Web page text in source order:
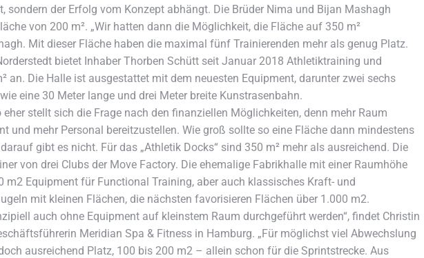
sondern der Erfolg vom Konzept abhängt. Die Brüder Nima und Bijan Mashagh
von 200 m². „Wir hatten dann die Möglichkeit, die Fläche auf 350 m²
Mit dieser Fläche haben die maximal fünf Trainierenden mehr als genug Platz.
bietet Inhaber Thorben Schütt seit Januar 2018 Athletiktraining und
an. Die Halle ist ausgestattet mit dem neuesten Equipment, darunter zwei sechs
eine 30 Meter lange und drei Meter breite Kunstrasenbahn.
stellt sich die Frage nach den finanziellen Möglichkeiten, denn mehr Raum
und mehr Personal bereitzustellen. Wie groß sollte so eine Fläche dann mindestens
gibt es nicht. Für das „Athletik Docks“ sind 350 m² mehr als ausreichend. Die
von drei Clubs der Move Factory. Die ehemalige Fabrikhalle mit einer Raumhöhe
m2 Equipment für Functional Training, aber auch klassisches Kraft- und
mit kleinen Flächen, die nächsten favorisieren Flächen über 1.000 m2.
auch ohne Equipment auf kleinstem Raum durchgeführt werden“, findet Christin
Meridian Spa & Fitness in Hamburg. „Für möglichst viel Abwechslung
ausreichend Platz, 100 bis 200 m2 – allein schon für die Sprintstrecke. Aus